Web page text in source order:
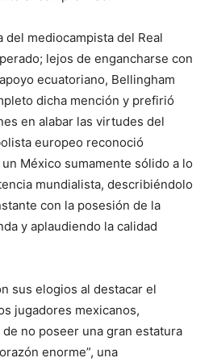
del mediocampista del Real
lejos de engancharse con
ecuatoriano, Bellingham
dicha mención y prefirió
en alabar las virtudes del
europeo reconoció
México sumamente sólido a lo
mundialista, describiéndolo
con la posesión de la
y aplaudiendo la calidad
sus elogios al destacar el
jugadores mexicanos,
no poseer una gran estatura
enorme”, una